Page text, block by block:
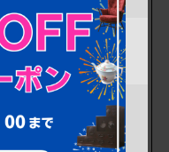
ません。